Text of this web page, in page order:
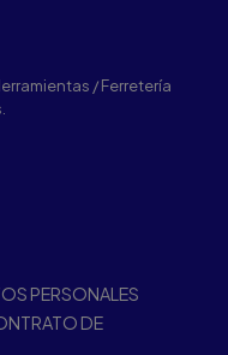
/ Ferretería
PERSONALES
DE